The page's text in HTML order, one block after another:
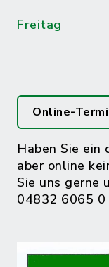
Freitag
Online-
Haben Sie ein
aber online
Sie uns gerne
04832 6065 0